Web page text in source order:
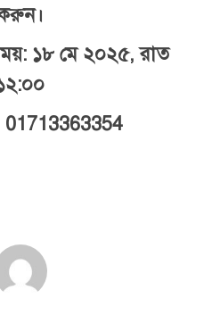
১৮ মে ২০২৫, রাত
01713363354